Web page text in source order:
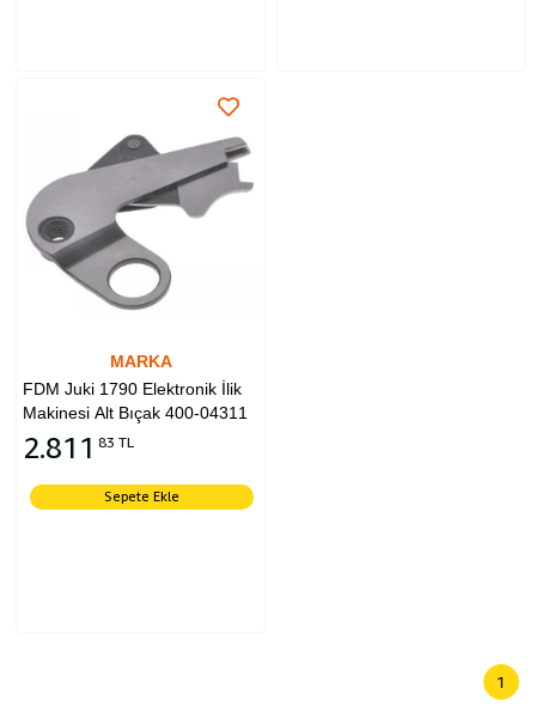
MARKA
FDM Juki 1790 Elektronik İlik
Makinesi Alt Bıçak 400-04311
2.811 83 TL
Sepete Ekle
1